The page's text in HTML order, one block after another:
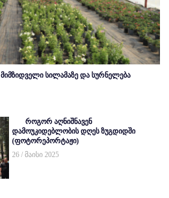
მიმზიდველი სილამაზე და სურნელება
როგორ აღნიშნავენ
დამოუკიდებლობის დღეს ზუგდიდში
(ფოტორეპორტაჟი)
26 / მაისი 2025